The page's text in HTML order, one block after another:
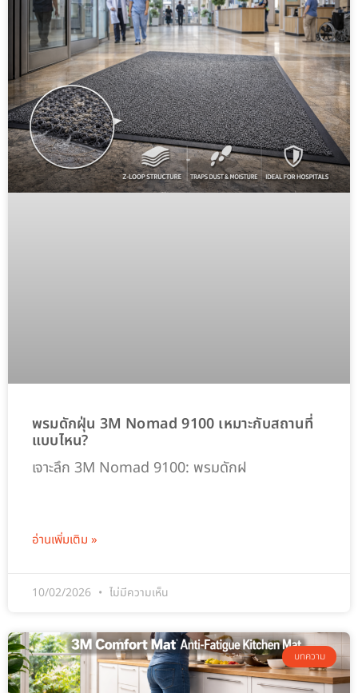
พรมดักฝุ่น 3M Nomad 9100 เหมาะกับสถานที่
แบบไหน?
เจาะลึก 3M Nomad 9100: พรมดักฝ
อ่านเพิ่มเติม »
10/02/2026 ไม่มีความเห็น
บทความ